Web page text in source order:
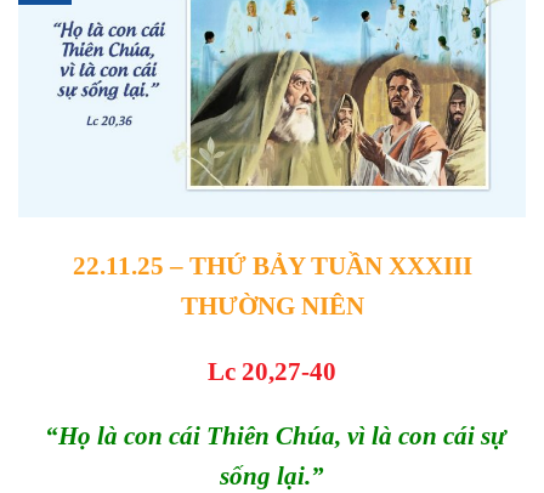
22.11 .25 – THỨ BẢYTUẦN XXXIII
THƯỜNG NIÊN
Lc 20,27-40
“Họ là con cái Thiên Chúa, vì là con cái sự
sống lại.”